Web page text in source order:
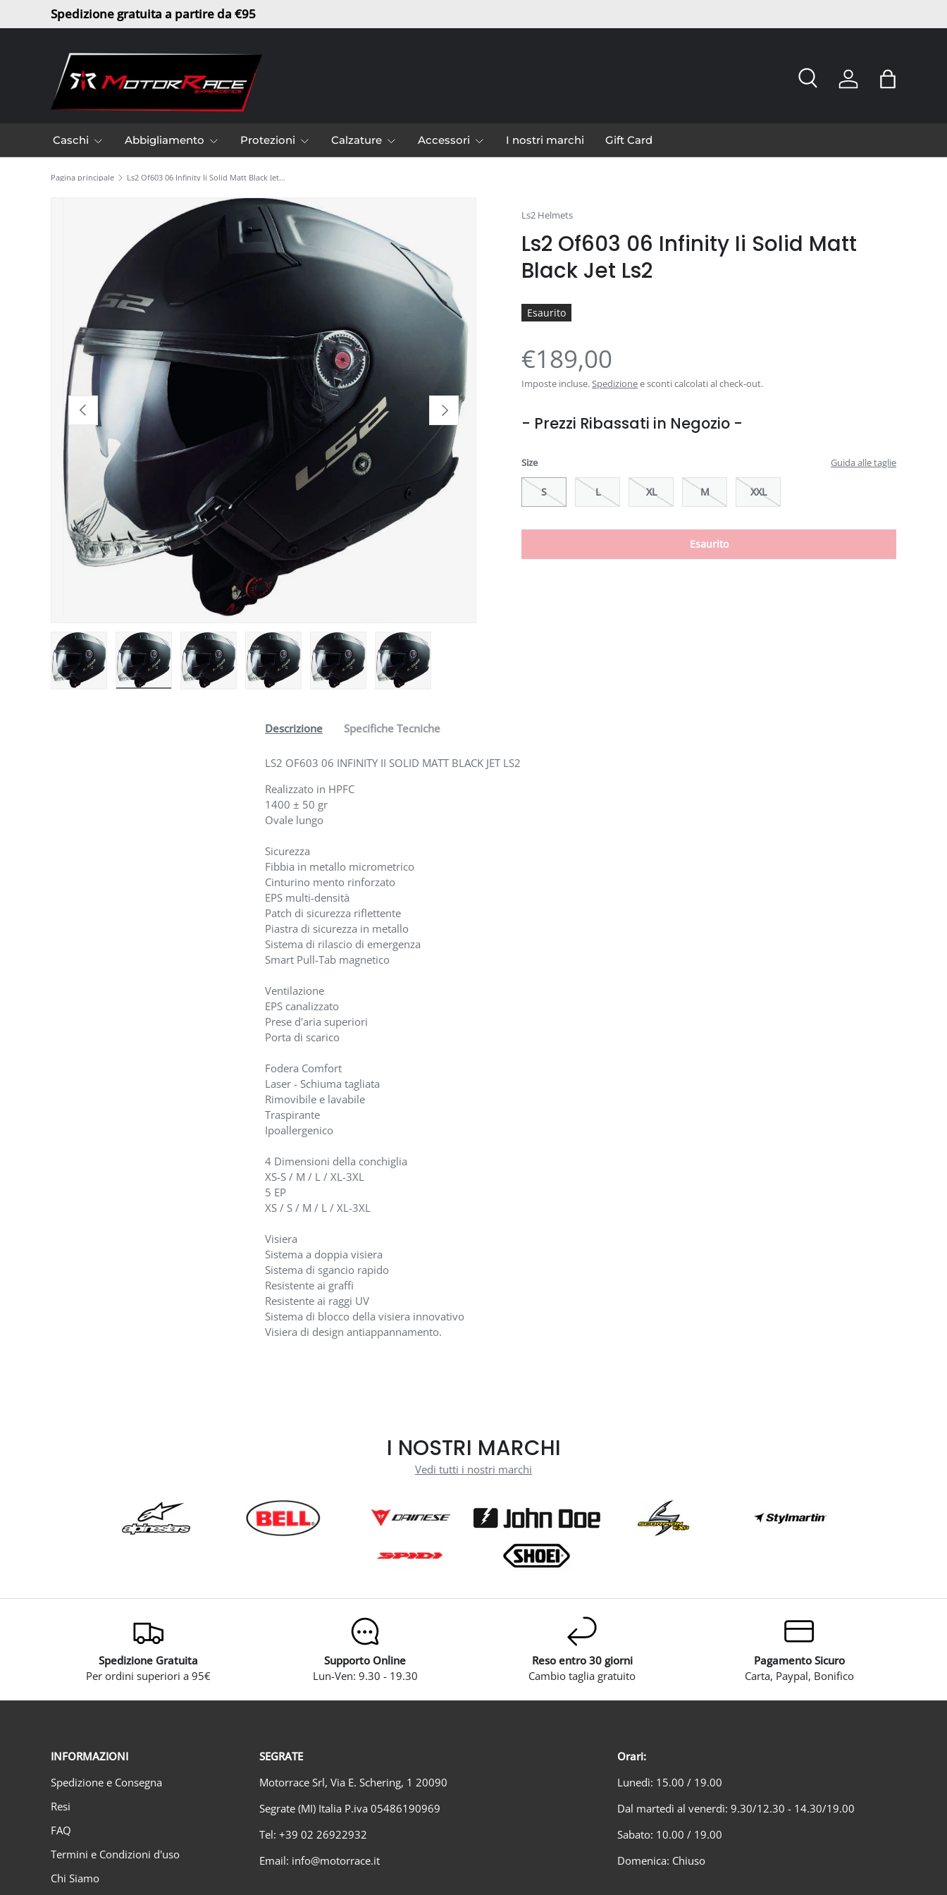
Passa ai contenuti
Spedizione gratuita a partire da €95
Cerca Accedi Borsa
Caschi Abbigliamento Protezioni Calzature Accessori I nostri marchi Gift Card
Pagina principale Ls2 Of603 06 Infinity Ii Solid Matt Black Jet Ls2
L’immagine 2 è ora disponibile nella visualizzazione galleria
Indietro Avanti
Ls2 Helmets
Ls2 Of603 06 Infinity Ii Solid Matt
Black Jet Ls2
Esaurito
€189,00
Imposte incluse.Spedizionee sconti calcolati al check-out.
- Prezzi Ribassati in Negozio -
Size Guida alle taglie
S L XL M XXL
Esaurito
Descrizione Specifiche Tecniche
LS2 OF603 06 INFINITY II SOLID MATT BLACK JET LS2
Realizzato in HPFC
1400 ± 50 gr
Ovale lungo
Sicurezza
Fibbia in metallo micrometrico
Cinturino mento rinforzato
EPS multi-densità
Patch di sicurezza riflettente
Piastra di sicurezza in metallo
Sistema di rilascio di emergenza
Smart Pull-Tab magnetico
Ventilazione
EPS canalizzato
Prese d'aria superiori
Porta di scarico
Fodera Comfort
Laser - Schiuma tagliata
Rimovibile e lavabile
Traspirante
Ipoallergenico
4 Dimensioni della conchiglia
XS-S / M / L / XL-3XL
5 EP
XS / S / M / L / XL-3XL
Visiera
Sistema a doppia visiera
Sistema di sgancio rapido
Resistente ai graffi
Resistente ai raggi UV
Sistema di blocco della visiera innovativo
Visiera di design antiappannamento.
I NOSTRI MARCHI
Vedi tutti i nostri marchi
Spedizione Gratuita
Per ordini superiori a 95€
Supporto Online
Lun-Ven: 9.30 - 19.30
Reso entro 30 giorni
Cambio taglia gratuito
Pagamento Sicuro
Carta, Paypal, Bonifico
INFORMAZIONI
Spedizione e Consegna
Resi
FAQ
Termini e Condizioni d'uso
Chi Siamo
SEGRATE
Motorrace Srl, Via E. Schering, 1 20090
Segrate (MI) Italia P.iva 05486190969
Tel: +39 02 26922932
Email: info@motorrace.it
Orari:
Lunedì: 15.00 / 19.00
Dal martedì al venerdì: 9.30/12.30 - 14.30/19.00
Sabato: 10.00 / 19.00
Domenica: Chiuso